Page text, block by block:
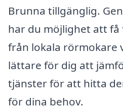
Brunna tillgänglig.
har du möjlighet att
från lokala rörmokare
lättare för dig att
tjänster för att hitta
för dina behov.